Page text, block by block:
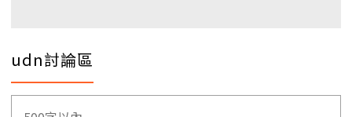
udn討論區